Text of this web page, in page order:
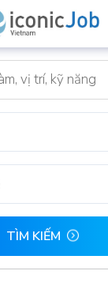
TÌM KIẾM